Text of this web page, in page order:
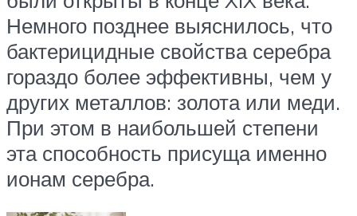
Немного позднее выяснилось, что
бактерицидные свойства серебра
гораздо более эффективны, чем у
других металлов: золота или меди.
При этом в наибольшей степени
эта способность присуща именно
ионам серебра.